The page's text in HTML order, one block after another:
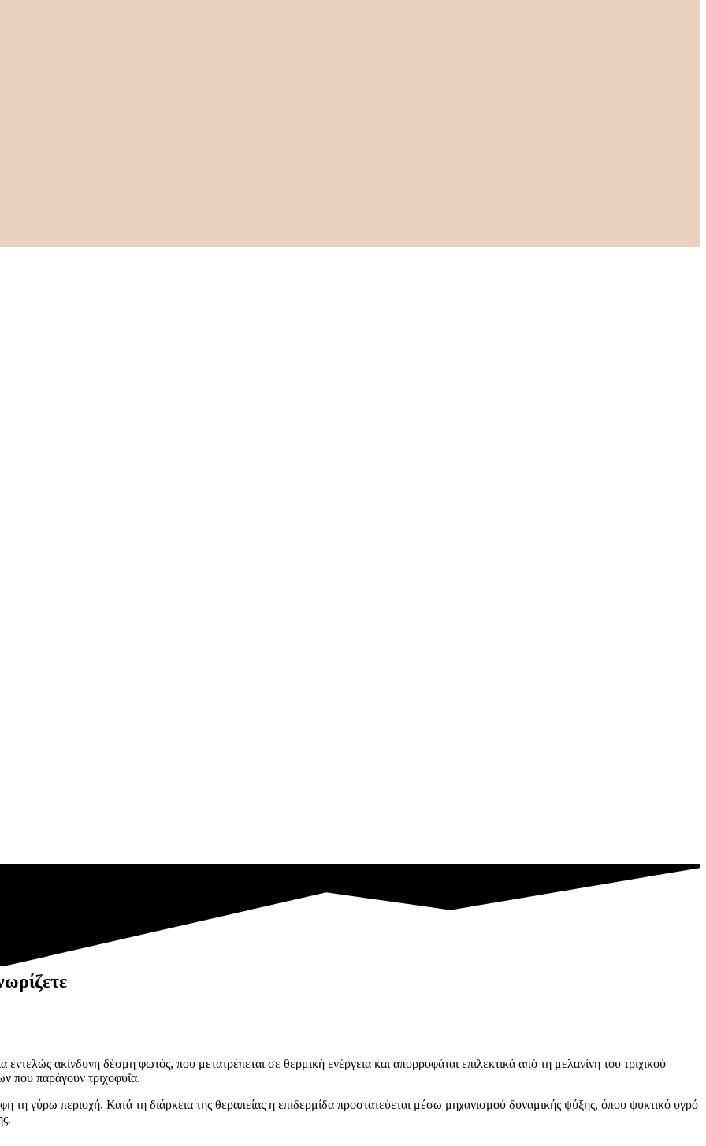
εντελώς ακίνδυνη δέσμη φωτός, που μετατρέπεται σε θερμική ενέργεια και απορροφάται επιλεκτικά από τη μελανίνη του τριχικού
που παράγουν τριχοφυΐα.
τη γύρω περιοχή. Κατά τη διάρκεια της θεραπείας η επιδερμίδα προστατεύεται μέσω μηχανισμού δυναμικής ψύξης, όπου ψυκτικό υγρό